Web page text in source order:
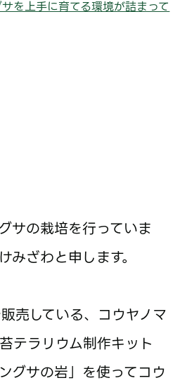
を上手に育てる環境が詰まって
サの栽培を行っていま
みざわと申します。
売している、コウヤノマ
テラリウム制作キット
グサの岩」を使ってコウ